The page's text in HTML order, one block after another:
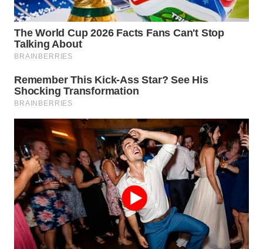
WAHANA
LISTRIK
WAHANA
WAHANA
TV
WAHANANEWS
ID
WAHANANEWS
CO ID
WAHANANEWS
NET